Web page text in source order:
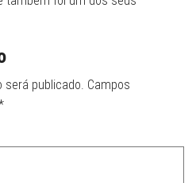
será publicado. Campos